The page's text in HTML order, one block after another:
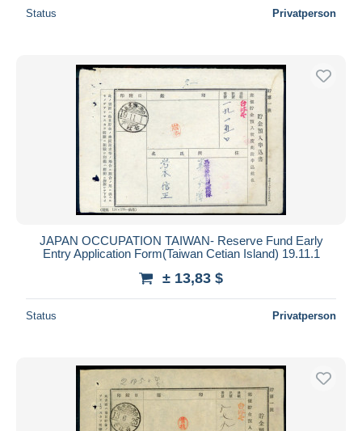
Status Privatperson
JAPAN OCCUPATION TAIWAN- Reserve Fund Early
Entry Application Form(Taiwan Cetian Island) 19.11.1
± 13,83 $
Status Privatperson